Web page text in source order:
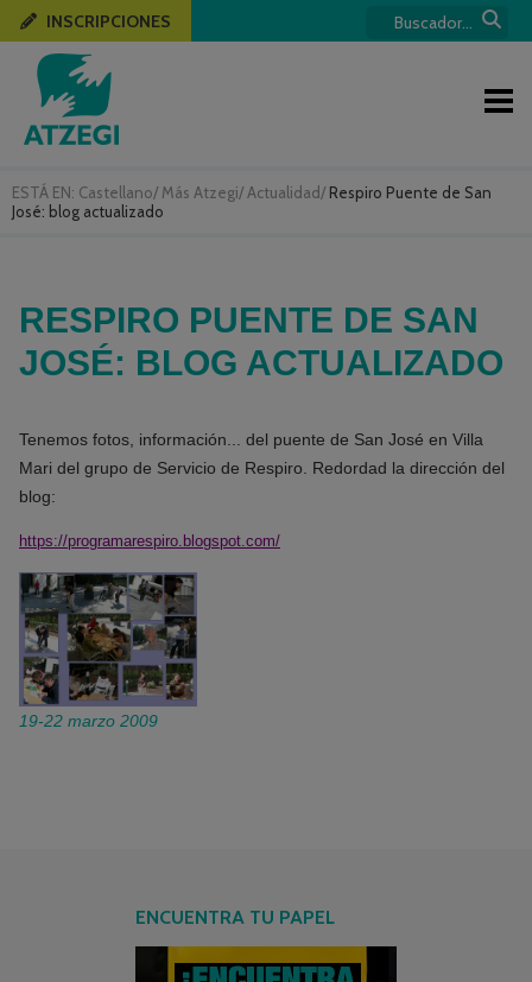
ESTÁ EN: Castellano/ Más Atzegi/ Actualidad/ Respiro Puente de San
José: blog actualizado
INSCRIPCIONES
RESPIRO PUENTE DE SAN
JOSÉ: BLOG ACTUALIZADO
Tenemos fotos, información... del puente de San José en Villa
Mari del grupo de Servicio de Respiro. Redordad la dirección del
blog:
https://programarespiro.blogspot.com/
19-22 marzo 2009
ENCUENTRA TU PAPEL